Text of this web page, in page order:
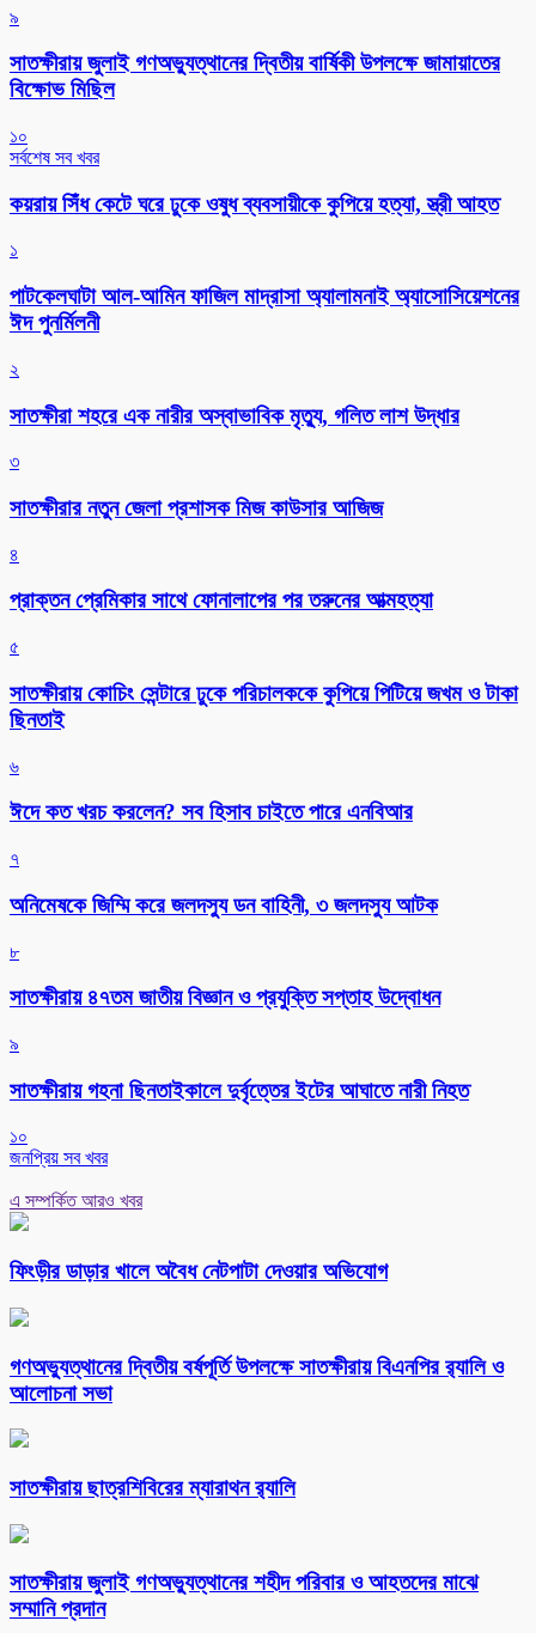
৯
সাতক্ষীরায় জুলাই গণঅভ্যুত্থানের দ্বিতীয় বার্ষিকী উপলক্ষে জামায়াতের
বিক্ষোভ মিছিল
১০
সর্বশেষ সব খবর
কয়রায় সিঁধ কেটে ঘরে ঢুকে ওষুধ ব্যবসায়ীকে কুপিয়ে হত্যা, স্ত্রী আহত
১
পাটকেলঘাটা আল-আমিন ফাজিল মাদ্রাসা অ্যালামনাই অ্যাসোসিয়েশনের
ঈদ পুনর্মিলনী
২
সাতক্ষীরা শহরে এক নারীর অস্বাভাবিক মৃত্যু, গলিত লাশ উদ্ধার
৩
সাতক্ষীরার নতুন জেলা প্রশাসক মিজ কাউসার আজিজ
৪
প্রাক্তন প্রেমিকার সাথে ফোনালাপের পর তরুনের আত্মহত্যা
৫
সাতক্ষীরায় কোচিং সেন্টারে ঢুকে পরিচালককে কুপিয়ে পিটিয়ে জখম ও টাকা
ছিনতাই
৬
ঈদে কত খরচ করলেন? সব হিসাব চাইতে পারে এনবিআর
৭
অনিমেষকে জিম্মি করে জলদস্যু ডন বাহিনী, ৩ জলদস্যু আটক
৮
সাতক্ষীরায় ৪৭তম জাতীয় বিজ্ঞান ও প্রযুক্তি সপ্তাহ উদ্বোধন
৯
সাতক্ষীরায় গহনা ছিনতাইকালে দুর্বৃত্তের ইটের আঘাতে নারী নিহত
১০
জনপ্রিয় সব খবর
এ সম্পর্কিত আরও খবর
ফিংড়ীর ডাড়ার খালে অবৈধ নেটপাটা দেওয়ার অভিযোগ
গণঅভ্যুত্থানের দ্বিতীয় বর্ষপূর্তি উপলক্ষে সাতক্ষীরায় বিএনপির র‌্যালি ও
আলোচনা সভা
সাতক্ষীরায় ছাত্রশিবিরের ম্যারাথন র‌্যালি
সাতক্ষীরায় জুলাই গণঅভ্যুত্থানের শহীদ পরিবার ও আহতদের মাঝে
সম্মানি প্রদান